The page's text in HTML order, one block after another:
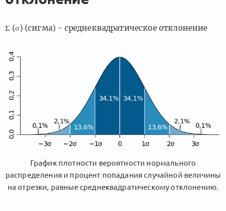
Σ (σ) (сигма) - среднеквадратическое отклонение
График плотности вероятности нормального
распределения и процент попадания случайной величины
на отрезки, равные среднеквадратическому отклонению.